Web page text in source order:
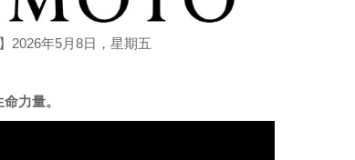
2026年5月8日，星期五
力量。